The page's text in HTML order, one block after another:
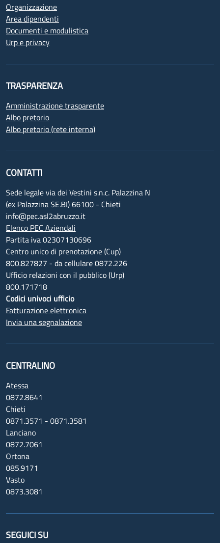
Organizzazione
Area dipendenti
Documenti e modulistica
Urp e privacy
TRASPARENZA
Amministrazione trasparente
Albo pretorio
Albo pretorio (rete interna)
CONTATTI
Sede legale via dei Vestini s.n.c. Palazzina N
(ex Palazzina SE.BI) 66100 - Chieti
info@pec.asl2abruzzo.it
Elenco PEC Aziendali
Partita iva 02307130696
Centro unico di prenotazione (Cup)
800.827827 - da cellulare 0872.226
Ufficio relazioni con il pubblico (Urp)
800.171718
Codici univoci ufficio
Fatturazione elettronica
Invia una segnalazione
CENTRALINO
Atessa
0872.8641
Chieti
0871.3571 - 0871.3581
Lanciano
0872.7061
Ortona
085.9171
Vasto
0873.3081
SEGUICI SU